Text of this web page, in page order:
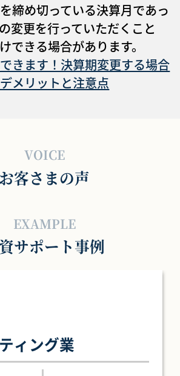
締め切っている決算月であっ
変更を行っていただくこと
できる場合があります。
きます！決算期変更する場合
メリットと注意点
VOICE
お客さまの声
EXAMPLE
サポート事例
ィング業